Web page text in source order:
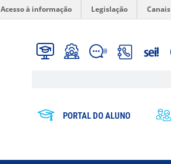
Acesso à informação Legislação Canais
PORTAL DO ALUNO